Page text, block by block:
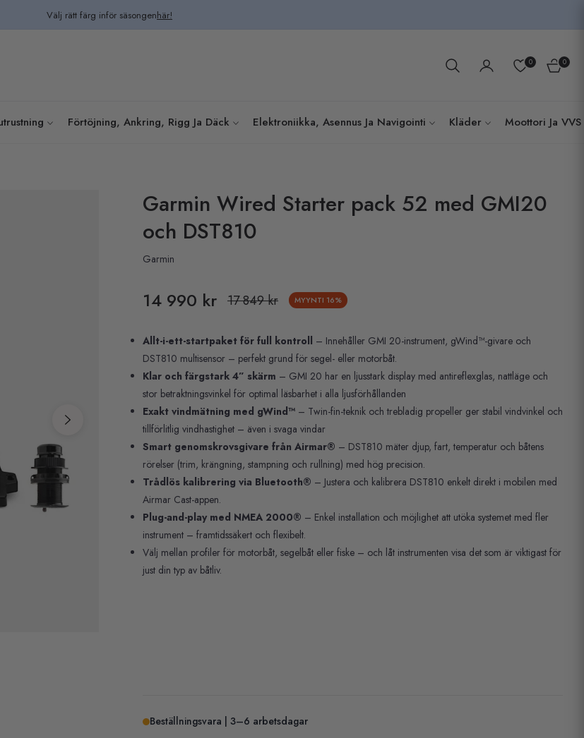
Välj rätt färg inför säsongenhär!
0 0
Förtöjning, Ankring, Rigg Ja Däck Elektroniikka, Asennus Ja Navigointi Kläder Moottori Ja VVS
Garmin Wired Starter pack 52 med GMI20
och DST810
Garmin
14 990 kr Pris
17 849 kr MYYNTI 16%
Allt-i-ett-startpaket för full kontroll – Innehåller GMI 20-instrument, gWind™-givare och
DST810 multisensor – perfekt grund för segel- eller motorbåt.
Klar och färgstark 4” skärm – GMI 20 har en ljusstark display med antireflexglas, nattläge och
stor betraktningsvinkel för optimal läsbarhet i alla ljusförhållanden
Exakt vindmätning med gWind™ – Twin-fin-teknik och trebladig propeller ger stabil vindvinkel och
tillförlitlig vindhastighet – även i svaga vindar
Smart genomskrovsgivare från Airmar® – DST810 mäter djup, fart, temperatur och båtens
rörelser (trim, krängning, stampning och rullning) med hög precision.
Trådlös kalibrering via Bluetooth® – Justera och kalibrera DST810 enkelt direkt i mobilen med
Airmar Cast-appen.
Plug-and-play med NMEA 2000® – Enkel installation och möjlighet att utöka systemet med fler
instrument – framtidssäkert och flexibelt.
Välj mellan profiler för motorbåt, segelbåt eller fiske – och låt instrumenten visa det som är viktigast för
just din typ av båtliv.
Beställningsvara | 3–6 arbetsdagar